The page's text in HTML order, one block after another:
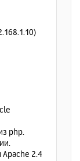
php.
Apache 2.4